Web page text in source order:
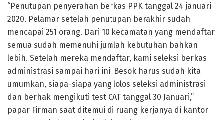
“Penutupan penyerahan berkas PPK tanggal 24 januari
2020. Pelamar setelah penutupan berakhir sudah
mencapai 251 orang. Dari 10 kecamatan yang mendaftar
semua sudah memenuhi jumlah kebutuhan bahkan
lebih. Setelah mereka mendaftar, kami seleksi berkas
administrasi sampai hari ini. Besok harus sudah kita
umumkan, siapa-siapa yang lolos seleksi administrasi
dan berhak mengikuti test CAT tanggal 30 Januari,”
papar Firman saat ditemui di ruang kerjanya di kantor